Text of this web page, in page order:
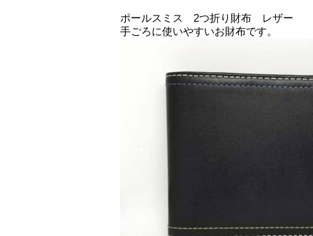
ポールスミス 2つ折り財布 レザー
手ごろに使いやすいお財布です。